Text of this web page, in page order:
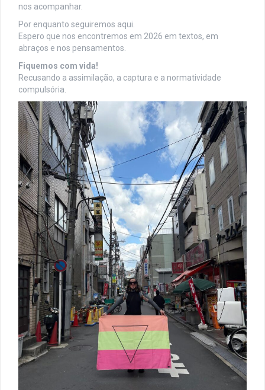
nos acompanhar.
Por enquanto seguiremos aqui.
Espero que nos encontremos em 2026 em textos, em
abraços e nos pensamentos.
Fiquemos com vida!
Recusando a assimilação, a captura e a normatividade
compulsória.